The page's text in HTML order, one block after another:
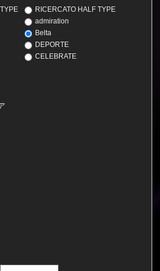
RICERCATO HALF TYPE
admiration
Belta
DEPORTE
CELEBRATE